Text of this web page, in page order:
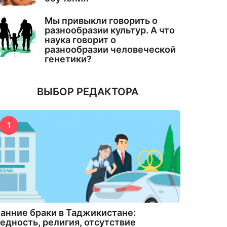
Мы привыкли говорить о
разнообразии культур. А что
наука говорит о
разнообразии человеческой
генетики?
ВЫБОР РЕДАКТОРА
1
браки в Таджикистане:
религия, отсутствие